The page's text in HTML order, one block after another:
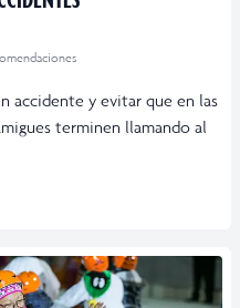
accidente y evitar que en las
terminen llamando al